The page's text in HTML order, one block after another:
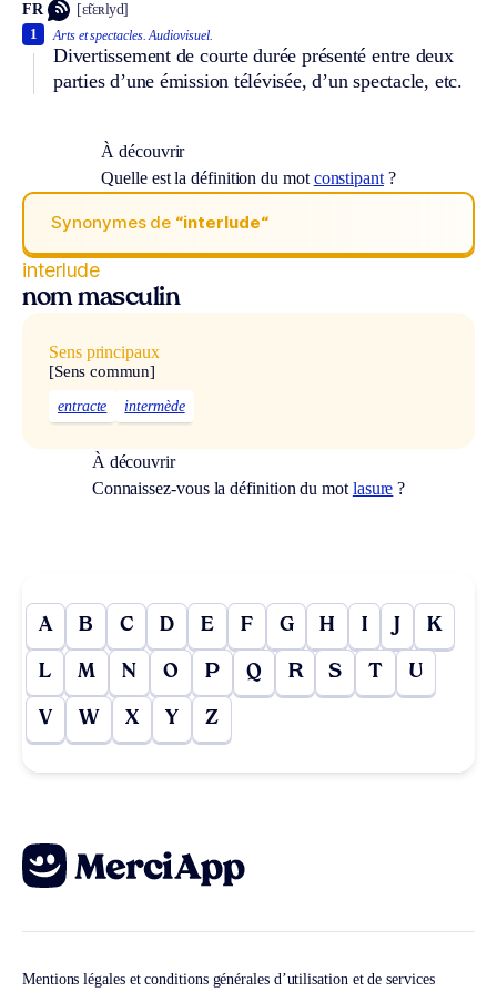
FR [ɛ̃tɛʀlyd]
Arts et spectacles. Audiovisuel.
Divertissement de courte durée présenté entre deux
parties d’une émission télévisée, d’un spectacle, etc.
1
À découvrir
Quelle est la définition du mot constipant?
Synonymes de “interlude“
interlude
nom masculin
Sens principaux
[Sens commun]
entracte intermède
À découvrir
Connaissez-vous la définition du mot lasure ?
A B C D E F G H I J K
L M N O P Q R S T U
V W X Y Z
Mentions légales et conditions générales d’utilisation et de services